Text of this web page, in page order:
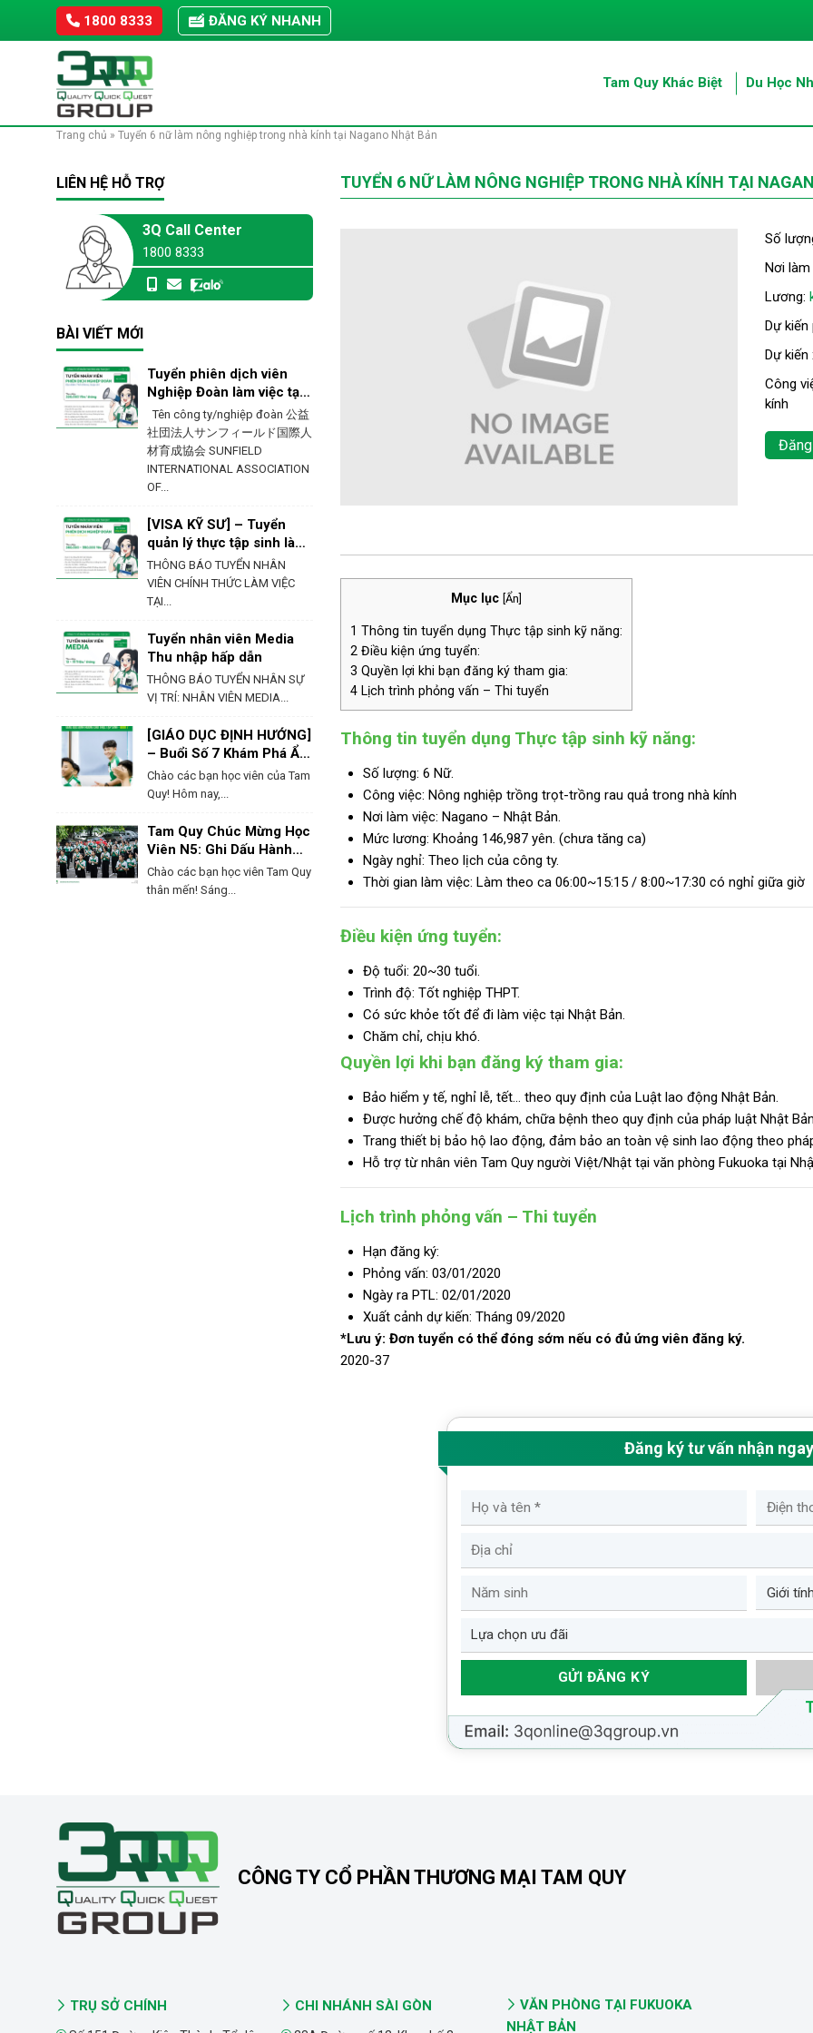
1800 8333 ĐĂNG KÝ NHANH
Tam Quy Khác Biệt Du Học
Trang chủ » Tuyển 6 nữ làm nông nghiệp trong nhà kính tại Nagano Nhật Bản
LIÊN HỆ HỖ TRỢ
3Q Call Center
1800 8333
BÀI VIẾT MỚI
Tuyển phiên dịch viên
Nghiệp Đoàn làm việc tại
Ehime – Nhật Bản
Tên công ty/nghiệp đoàn 公益
社団法人サンフィールド国際人
材育成協会 SUNFIELD
INTERNATIONAL ASSOCIATION
OF...
[VISA KỸ SƯ] – Tuyển
quản lý thực tập sinh làm
việc tại Hokkaido
THÔNG BÁO TUYỂN NHÂN
VIÊN CHÍNH THỨC LÀM VIỆC
TẠI...
Tuyển nhân viên Media
Thu nhập hấp dẫn
THÔNG BÁO TUYỂN NHÂN SỰ
VỊ TRÍ: NHÂN VIÊN MEDIA...
[GIÁO DỤC ĐỊNH HƯỚNG]
– Buổi Số 7 Khám Phá Ẩm
Thực & Phong Tục Của
Nhật Bản
Chào các bạn học viên của Tam
Quy! Hôm nay,...
Tam Quy Chúc Mừng Học
Viên N5: Ghi Dấu Hành
Trình, Mở Lối Tương Lai!
Chào các bạn học viên Tam Quy
thân mến! Sáng...
TUYỂN 6 NỮ LÀM NÔNG NGHIỆP TRONG NHÀ KÍNH TẠI
Số
Nơi
Lương:
Dự
Dự
Công
kính
Mục lục Ẩn
1 Thông tin tuyển dụng Thực tập sinh kỹ năng:
2Điều kiện ứng tuyển:
3 Quyền lợi khi bạn đăng ký tham gia:
4Lịch trình phỏng vấn – Thi tuyển
Thông tin tuyển dụng Thực tập sinh kỹ năng:
Số lượng: 6 Nữ.
Công việc: Nông nghiệp trồng trọt-trồng rau quả trong nhà kính
Nơi làm việc: Nagano – Nhật Bản.
Mức lương: Khoảng 146,987 yên. (chưa tăng ca)
Ngày nghỉ: Theo lịch của công ty.
Thời gian làm việc: Làm theo ca 06:00~15:15 / 8:00~17:30 có nghỉ giữa giờ
Điều kiện ứng tuyển:
Độ tuổi: 20~30 tuổi.
Trình độ: Tốt nghiệp THPT.
Có sức khỏe tốt để đi làm việc tại Nhật Bản.
Chăm chỉ, chịu khó.
Quyền lợi khi bạn đăng ký tham gia:
Bảo hiểm y tế, nghỉ lễ, tết… theo quy định của Luật lao động Nhật Bản.
Được hưởng chế độ khám, chữa bệnh theo quy định của pháp luật Nhật
Trang thiết bị bảo hộ lao động, đảm bảo an toàn vệ sinh lao động theo
Hỗ trợ từ nhân viên Tam Quy người Việt/Nhật tại văn phòng Fukuoka tại
Lịch trình phỏng vấn – Thi tuyển
Hạn đăng ký:
Phỏng vấn: 03/01/2020
Ngày ra PTL: 02/01/2020
Xuất cảnh dự kiến: Tháng 09/2020
*Lưu ý: Đơn tuyển có thể đóng sớm nếu có đủ ứng viên đăng ký.
2020-37
Đăng ký tư vấn nhận ngay
CÔNG TY CỔ PHẦN THƯƠNG MẠI TAM QUY
TRỤ SỞ CHÍNH CHI NHÁNH SÀI GÒN
VĂN PHÒNG TẠI FUKUOKA
NHẬT BẢN